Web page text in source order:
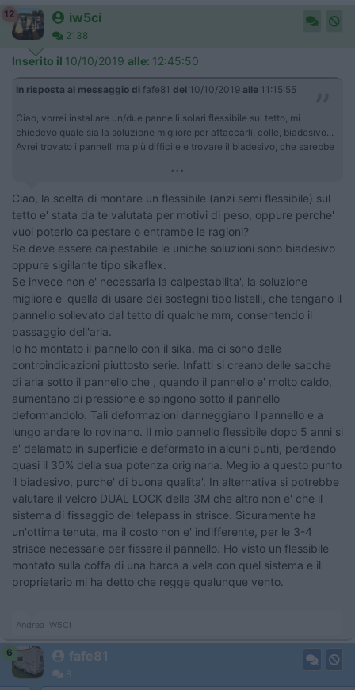
12 iw5ci
2138
Inserito il 10/10/2019 alle: 12:45:50
In risposta al messaggio di fafe81 del 10/10/2019 alle 11:15:55
Ciao, vorrei installare un/due pannelli solari flessibile sul tetto, mi
chiedevo quale sia la soluzione migliore per attaccarli, colle, biadesivo...
Avrei trovato i pannelli ma più difficile e trovare il biadesivo, che sarebbe
...
Ciao, la scelta di montare un flessibile (anzi semi flessibile) sul
tetto e' stata da te valutata per motivi di peso, oppure perche'
vuoi poterlo calpestare o entrambe le ragioni?
Se deve essere calpestabile le uniche soluzioni sono biadesivo
oppure sigillante tipo sikaflex.
Se invece non e' necessaria la calpestabilita', la soluzione
migliore e' quella di usare dei sostegni tipo listelli, che tengano il
pannello sollevato dal tetto di qualche mm, consentendo il
passaggio dell'aria.
Io ho montato il pannello con il sika, ma ci sono delle
controindicazioni piuttosto serie. Infatti si creano delle sacche
di aria sotto il pannello che , quando il pannello e' molto caldo,
aumentano di pressione e spingono sotto il pannello
deformandolo. Tali deformazioni danneggiano il pannello e a
lungo andare lo rovinano. Il mio pannello flessibile dopo 5 anni si
e' delamato in superficie e deformato in alcuni punti, perdendo
quasi il 30% della sua potenza originaria. Meglio a questo punto
il biadesivo, purche' di buona qualita'. In alternativa si potrebbe
valutare il velcro DUAL LOCK della 3M che altro non e' che il
sistema di fissaggio del telepass in strisce. Sicuramente ha
un'ottima tenuta, ma il costo non e' indifferente, per le 3-4
strisce necessarie per fissare il pannello. Ho visto un flessibile
montato sulla coffa di una barca a vela con quel sistema e il
proprietario mi ha detto che regge qualunque vento.
Andrea IW5CI
6 fafe81
8